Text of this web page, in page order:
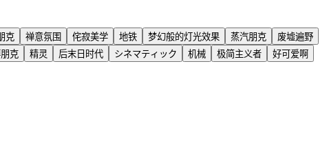
克 禅意氛围 侘寂美学 地铁 梦幻般的灯光效果 蒸汽朋克
废墟遍野
克 精灵 后末日时代 シネマティック 机械 极简主义者
好可爱啊